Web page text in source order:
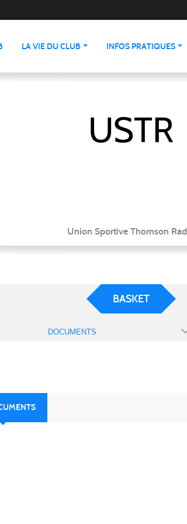
LA VIE DU CLUB INFOS PRATIQUES
USTR
Union Sportive Thomson
BASKET
DOCUMENTS